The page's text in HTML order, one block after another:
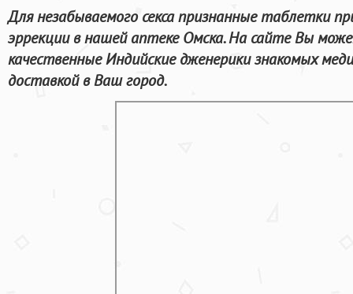
Для незабываемого секса признанные таблетки
эррекции в нашей аптеке Омска. На сайте Вы
качественные Индийские дженерики знакомых
доставкой в Ваш город.